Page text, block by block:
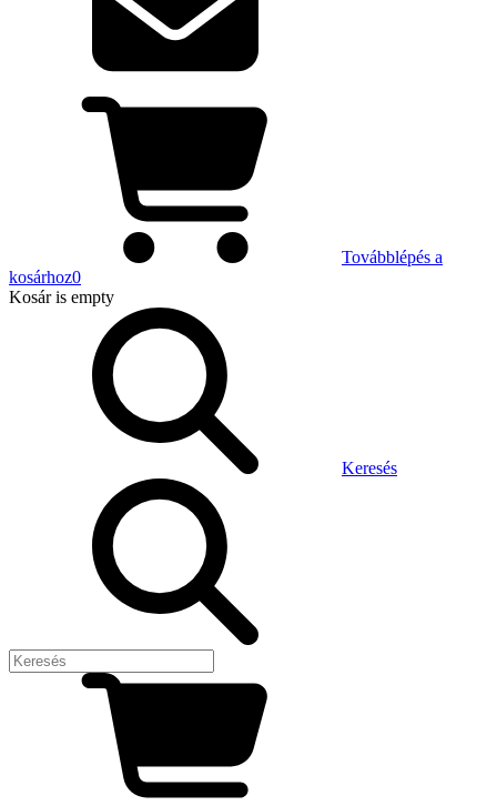
Továbblépés a
kosárhoz0
Kosáris empty
Keresés